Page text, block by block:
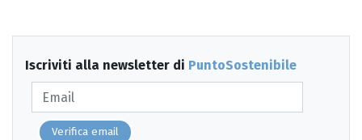
Iscriviti alla newsletter di PuntoSostenibile
Verifica email